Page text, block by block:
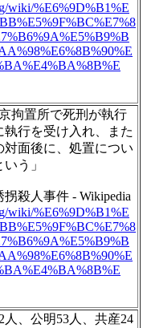
wiki/%E6%9D%B1%E
拘置所で死刑が執行
行を受け入れ、また
面後に、処置につい
う」
殺人事件 - Wikipedia
wiki/%E6%9D%B1%E
人、公明53人、共産24